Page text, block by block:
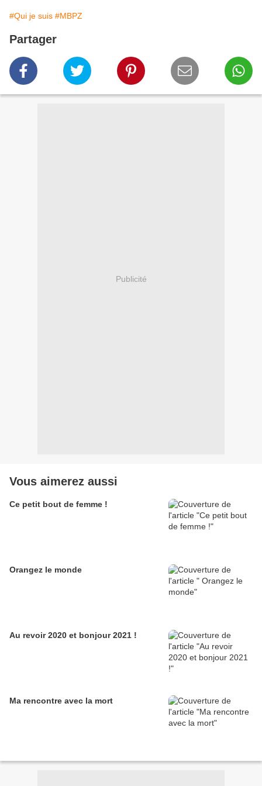
#Qui je suis #MBPZ
Partager
Publicité
Vous aimerez aussi
Ce petit bout de femme !
Orangez le monde
Au revoir 2020 et bonjour 2021 !
Ma rencontre avec la mort